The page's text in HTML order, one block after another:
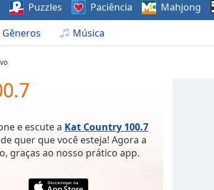
Gêneros Música
Puzzles Paciência Mahjong
e escute a Kat Country 100.7
quer que você esteja! Agora a
graças ao nosso prático app.